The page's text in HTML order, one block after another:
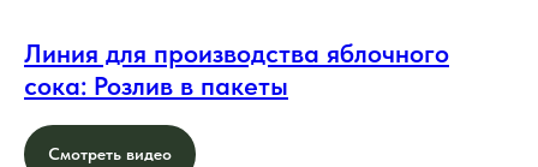
Линия для производства яблочного
сока: Розлив в пакеты
Смотреть видео